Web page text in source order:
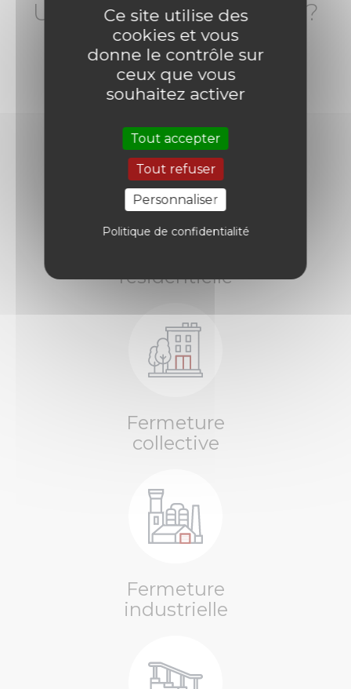
Une demande de devis ?
NOUS CONTACTER
résidentielle
Fermeture
collective
Fermeture
industrielle
Ce site utilise des
cookies et vous
donne le contrôle sur
ceux que vous
souhaitez activer
Tout accepter
Tout refuser
Personnaliser
Politique de confidentialité